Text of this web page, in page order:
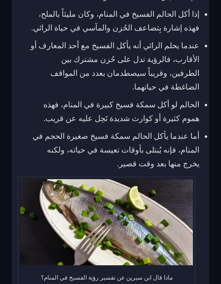
إذا أكل الحالم الفسيخ في المنام، وكان مليئاً بالملح،
فهذه إشارة بِتضاعف الحُزن والمآسي في حياة الرائي.
عندما يحلم الرائي أنه يأكل الفسيخ مع أحد المعارف أو
الأقارب، فالرؤية تدل على حُزن مشترك بين
الطرفين، وقريباً سيصطدمان بعدد من المواقف
الضاغطة في حياتهما.
الحالم لو أكل سمكة فسيخ كبيرة في المنام، فهذه
هموم كثيرة أو كوارث شديدة تَحِل عليه عن قريب.
أما عندما يأكل الحالم سمكة فسيخ صغيرة الحجم في
المنام، فإنه يُبتلى بأوقات تعيسة في حياته، ولكنه
يخرج منها بعد وقت قصير.
ماذا قال ابن سيرين عن تفسير رؤية الفسيخ في المنام؟